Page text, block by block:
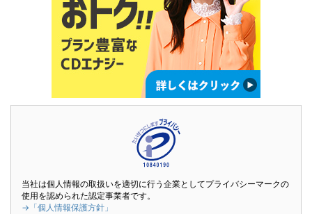
当社は個人情報の取扱いを適切に行う企業としてプライバシーマークの
使用を認められた認定事業者です。
→「個人情報保護方針」